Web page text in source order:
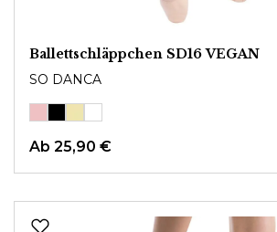
Ballettschläppchen SD16 VEGAN
SO DANCA
Ab 25,90 €